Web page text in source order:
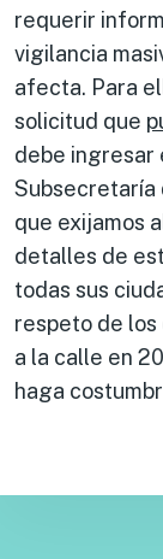
requerir
vigilancia
afecta. Para
solicitud que
debe ingresar
Subsecretaría
que exijamos
detalles de
todas sus
respeto de los
a la calle en
haga